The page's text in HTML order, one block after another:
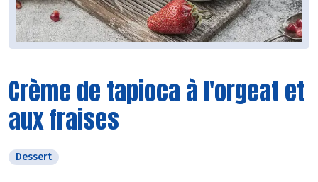
Crème de tapioca à l'orgeat et
aux fraises
Dessert